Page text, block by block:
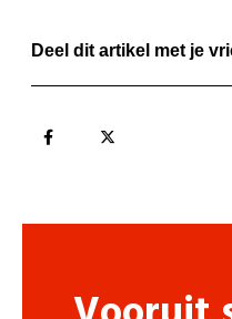
Deel dit artikel met je